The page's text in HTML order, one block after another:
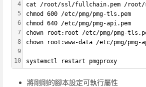
4
5
6
7
8
9
10
cat /root/ssl/fullchain.pem /root/
chmod 600 /etc/pmg/pmg-tls.pem
chmod 640 /etc/pmg/pmg-api.pem
chown root:root /etc/pmg/pmg-
chown root:www-data /etc/pmg/pmg-
systemctl restart pmgproxy
將剛剛的腳本設定可執行屬性